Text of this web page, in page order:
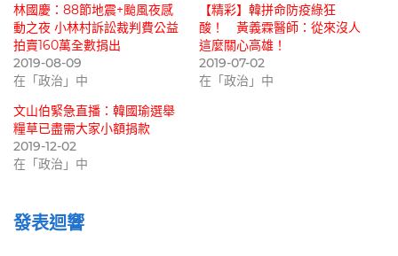
林國慶：88節地震+颱風夜感
動之夜 小林村訴訟裁判費公益
拍賣160萬全數捐出
2019-08-09
在「政治」中
【精彩】韓拼命防疫綠狂
酸！ 黃義霖醫師：從來沒人
這麼關心高雄！
2019-07-02
在「政治」中
文山伯緊急直播：韓國瑜選舉
糧草已盡需大家小額捐款
2019-12-02
在「政治」中
發表迴響